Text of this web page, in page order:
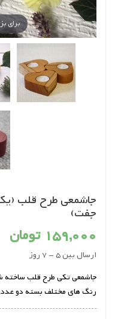
برای
جاشمعی طرح قلب
جفت)
159,000 تومان
ارسال بین 5 - 7 روز
جاشمعی تکی طرح قلب ساخته
رنگ های مختلف بسته دو